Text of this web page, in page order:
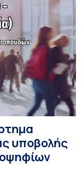
υποβολής